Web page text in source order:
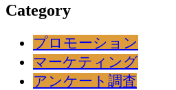
Category
プロモーション
マーケティング
アンケート調査